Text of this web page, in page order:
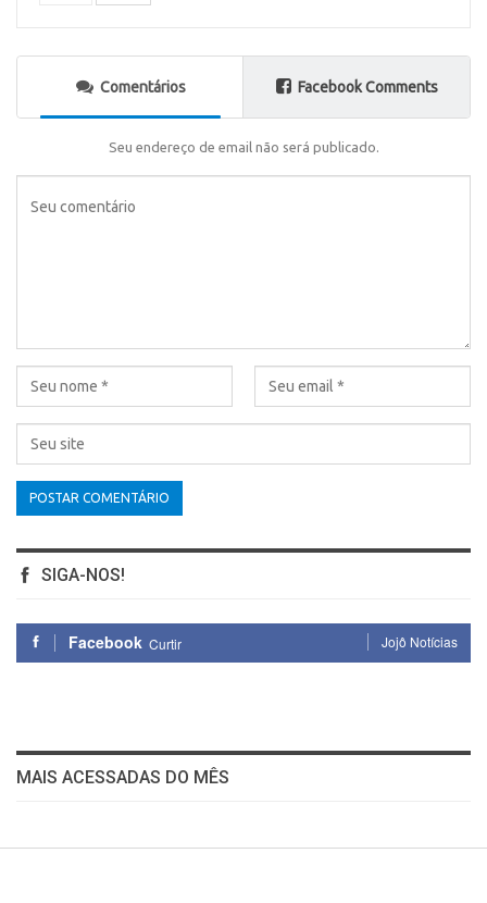
Comentários Facebook Comments
Seu endereço de email não será publicado.
SIGA-NOS!
Facebook Curtir Jojô Notícias
MAIS ACESSADAS DO MÊS